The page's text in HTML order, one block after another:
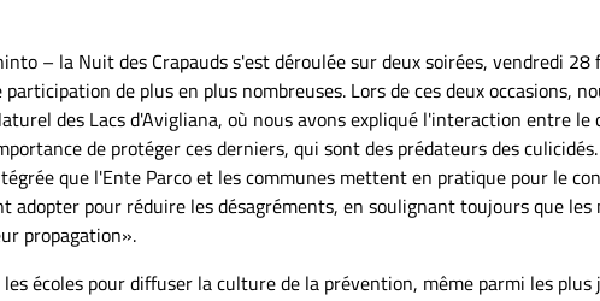
– la Nuit des Crapauds s'est déroulée sur deux soirées, vendredi
de plus en plus nombreuses. Lors de ces deux occasions,
des Lacs d'Avigliana, où nous avons expliqué l'interaction entre le
de protéger ces derniers, qui sont des prédateurs des
que l'Ente Parco et les communes mettent en pratique pour le
adopter pour réduire les désagréments, en soulignant toujours que
propagation».
écoles pour diffuser la culture de la prévention, même parmi les plus